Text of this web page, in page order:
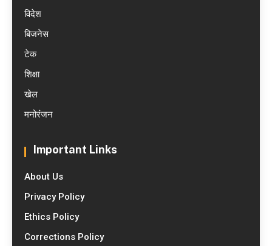
विदेश
बिजनेस
टेक
शिक्षा
खेल
मनोरंजन
Important Links
About Us
Privacy Policy
Ethics Policy
Corrections Policy